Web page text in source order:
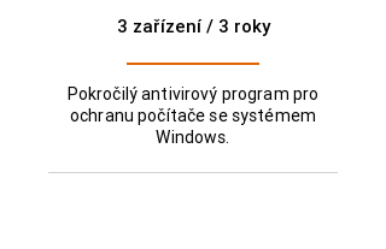
3 zařízení / 3 roky
Pokročilý antivirový program pro
ochranu počítače se systémem
Windows.